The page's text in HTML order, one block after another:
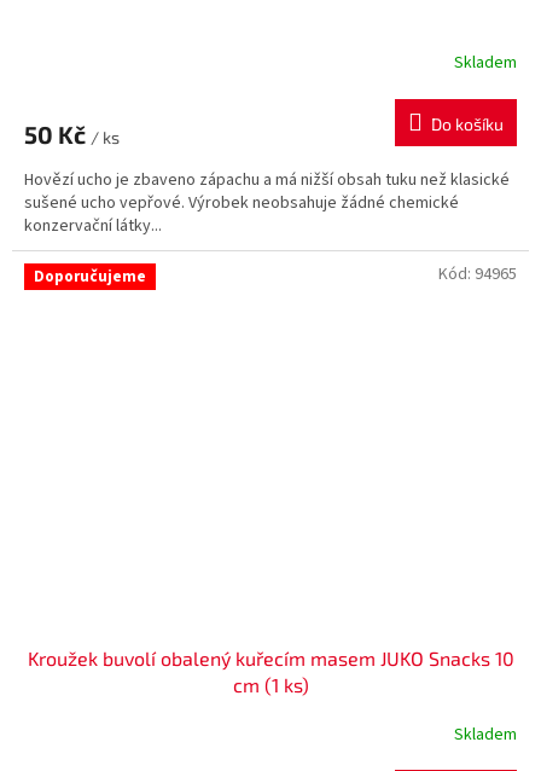
Skladem
50 Kč / ks
Do košíku
Hovězí ucho je zbaveno zápachu a má nižší obsah tuku než klasické
sušené ucho vepřové. Výrobek neobsahuje žádné chemické
konzervační látky...
Doporučujeme
Kroužek buvolí obalený kuřecím masem JUKO Snacks 10
cm (1 ks)
Skladem
Kód: 94965